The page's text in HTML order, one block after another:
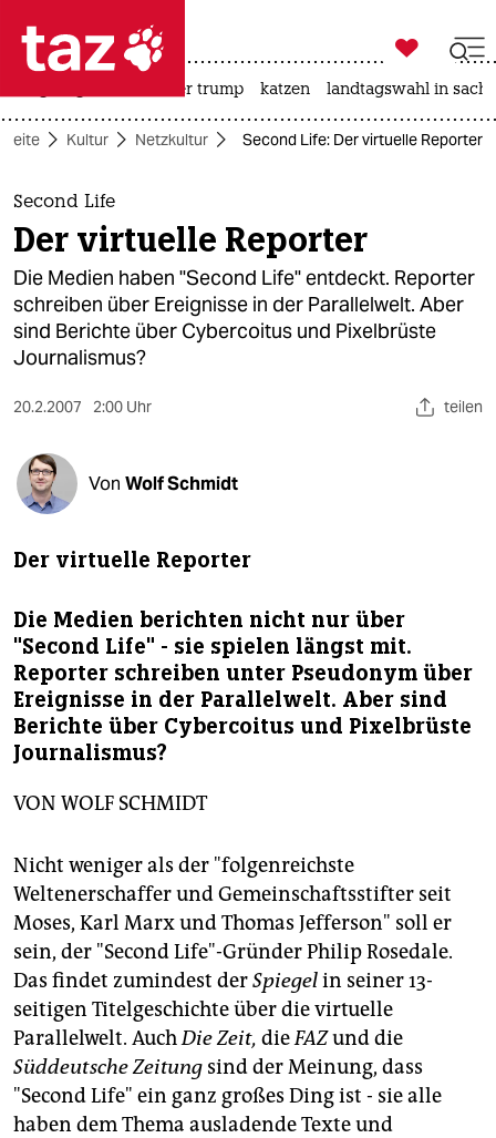
 taz zahl ich
taz zahl ich
themen
politik
öko
gesellschaft
kultur
sport
berlin
nord
verlag
verlag
veranstaltungen
unterstützen
abo
genossenschaft
epaper login

taz zahl ich
usa unter trump katzen landtagswahl in
Kultur Netzkultur Second Life: Der virtuelle Reporter
Second Life
Der virtuelle Reporter
Die Medien haben "Second Life" entdeckt. Reporter
schreiben über Ereignisse in der Parallelwelt. Aber
sind Berichte über Cybercoitus und Pixelbrüste
Journalismus?
20.2.2007 2:00 Uhr teilen
Von Wolf Schmidt
Der virtuelle Reporter
Die Medien berichten nicht nur über
"Second Life" - sie spielen längst mit.
Reporter schreiben unter Pseudonym über
Ereignisse in der Parallelwelt. Aber sind
Berichte über Cybercoitus und Pixelbrüste
Journalismus?
VON WOLF SCHMIDT
Nicht weniger als der "folgenreichste
Weltenerschaffer und Gemeinschaftsstifter seit
Moses, Karl Marx und Thomas Jefferson" soll er
sein, der "Second Life"-Gründer Philip Rosedale.
Das findet zumindest derSpiegelin seiner 13-
seitigen Titelgeschichte über die virtuelle
Parallelwelt. AuchDie Zeit, dieFAZund die
Süddeutsche Zeitung sind der Meinung, dass
"Second Life" ein ganz großes Ding ist - sie alle
haben dem Thema ausladende Texte und